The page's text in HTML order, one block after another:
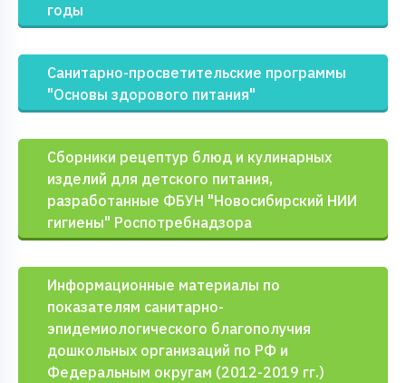
годы
Санитарно-просветительские программы
"Основы здорового питания"
Cборники рецептур блюд и кулинарных
изделий для детского питания,
разработанные ФБУН "Новосибирский НИИ
гигиены" Роспотребнадзора
Информационные материалы по
показателям санитарно-
эпидемиологического благополучия
дошкольных организаций по РФ и
Федеральным округам (2012-2019 гг.)